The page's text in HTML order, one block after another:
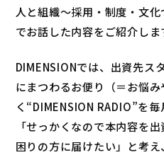
人と組織～採用・制度・文化
でお話した内容をご紹介しま
DIMENSIONでは、出資先ス
にまつわるお便り（＝お悩
く“DIMENSION RADIO”を毎
「せっかくなので本内容を
困りの方に届けたい」と考